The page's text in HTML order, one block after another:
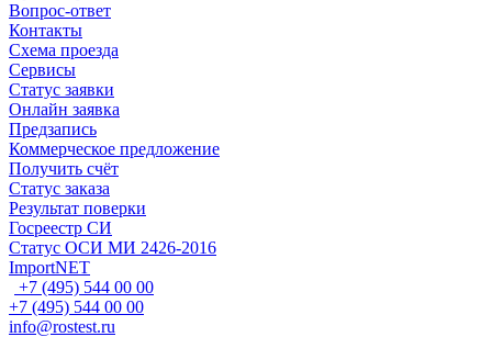
Вопрос-ответ
Контакты
Схема проезда
Сервисы
Статус заявки
Онлайн заявка
Предзапись
Коммерческое предложение
Получить счёт
Статус заказа
Результат поверки
Госреестр СИ
Статус ОСИ МИ 2426-2016
ImportNET
+7 (495) 544 00 00
+7 (495) 544 00 00
info@rostest.ru